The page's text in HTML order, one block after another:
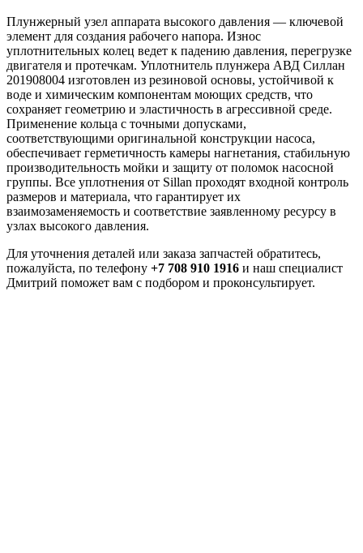
Плунжерный узел аппарата высокого давления — ключевой
элемент для создания рабочего напора. Износ
уплотнительных колец ведет к падению давления, перегрузке
двигателя и протечкам. Уплотнитель плунжера АВД Силлан
201908004 изготовлен из резиновой основы, устойчивой к
воде и химическим компонентам моющих средств, что
сохраняет геометрию и эластичность в агрессивной среде.
Применение кольца с точными допусками,
соответствующими оригинальной конструкции насоса,
обеспечивает герметичность камеры нагнетания, стабильную
производительность мойки и защиту от поломок насосной
группы. Все уплотнения от Sillan проходят входной контроль
размеров и материала, что гарантирует их
взаимозаменяемость и соответствие заявленному ресурсу в
узлах высокого давления.
Для уточнения деталей или заказа запчастей обратитесь,
пожалуйста, по телефону +7 708 910 1916 и наш специалист
Дмитрий поможет вам с подбором и проконсультирует.